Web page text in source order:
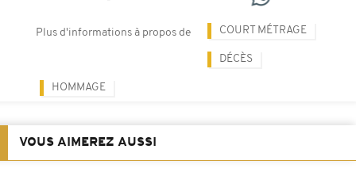
Plus d'informations à propos de COURT MÉTRAGE
DÉCÈS
HOMMAGE
VOUS AIMEREZ AUSSI